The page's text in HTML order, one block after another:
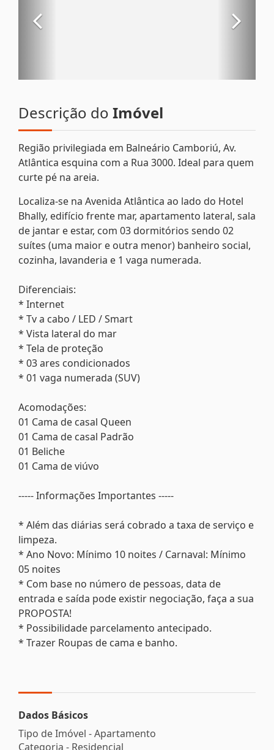
Descrição do Imóvel
Região privilegiada em Balneário Camboriú, Av.
Atlântica esquina com a Rua 3000. Ideal para quem
curte pé na areia.
Localiza-se na Avenida Atlântica ao lado do Hotel
Bhally, edifício frente mar, apartamento lateral, sala
de jantar e estar, com 03 dormitórios sendo 02
suítes (uma maior e outra menor) banheiro social,
cozinha, lavanderia e 1 vaga numerada.
Diferenciais:
* Internet
* Tv a cabo / LED / Smart
* Vista lateral do mar
* Tela de proteção
* 03 ares condicionados
* 01 vaga numerada (SUV)
Acomodações:
01 Cama de casal Queen
01 Cama de casal Padrão
01 Beliche
01 Cama de viúvo
----- Informações Importantes -----
* Além das diárias será cobrado a taxa de serviço e
limpeza.
* Ano Novo: Mínimo 10 noites / Carnaval: Mínimo
05 noites
* Com base no número de pessoas, data de
entrada e saída pode existir negociação, faça a sua
PROPOSTA!
* Possibilidade parcelamento antecipado.
* Trazer Roupas de cama e banho.
Dados Básicos
Tipo de Imóvel - Apartamento
Categoria - Residencial